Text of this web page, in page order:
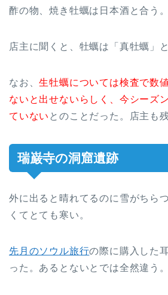
酢の物、焼き牡蠣は日本酒と合う。
店主に聞くと、牡蠣は「真牡蠣」
なお、生牡蠣については検査で数
ないと出せないらしく、今シーズ
ていない とのことだった。店主も
瑞巌寺の洞窟遺跡
外に出ると晴れてるのに雪がちら
くてとても寒い。
先月のソウル旅行の際に購入した
った。あるとないとでは全然違う。